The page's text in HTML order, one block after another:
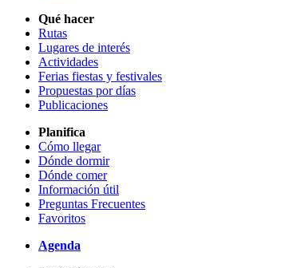
Qué hacer
Rutas
Lugares de interés
Actividades
Ferias fiestas y festivales
Propuestas por días
Publicaciones
Planifica
Cómo llegar
Dónde dormir
Dónde comer
Información útil
Preguntas Frecuentes
Favoritos
Agenda